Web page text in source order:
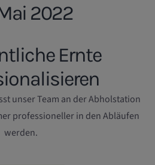
2022
Ernte
unser Team an der Abholstation
professioneller in den Abläufen
werden.